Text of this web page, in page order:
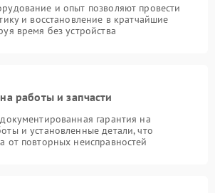
и опыт позволяют провести
и восстановление в кратчайшие
время без устройства
работы и запчасти
гарантия на
и установленные детали, что
от повторных неисправностей